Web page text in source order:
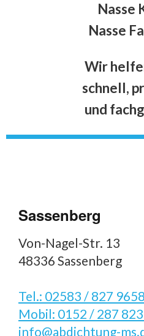
Nasse
Nasse
Wir
schnell,
und
Sassenberg
Von-Nagel-Str. 13
48336 Sassenberg
Tel.: 02583 / 827 9658
Mobil: 0152 / 287
info@abdichtung-